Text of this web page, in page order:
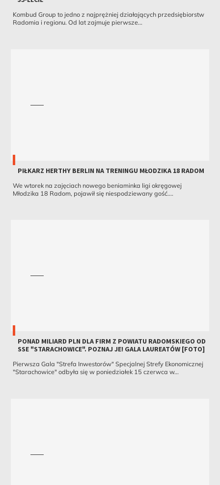
Kombud Group to jedno z najprężniej działających przedsiębiorstw
Radomia i regionu. Od lat zajmuje pierwsze...
PIŁKARZ HERTHY BERLIN NA TRENINGU MŁODZIKA 18 RADOM
We wtorek na zajęciach nowego beniaminka ligi okręgowej
Młodzika 18 Radom, pojawił się niespodziewany gość....
PONAD MILIARD PLN DLA FIRM Z POWIATU RADOMSKIEGO OD
SSE "STARACHOWICE". POZNAJ JE! GALA LAUREATÓW [FOTO]
Pierwsza Gala "Strefa Inwestorów" Specjalnej Strefy Ekonomicznej
"Starachowice" odbyła się w poniedziałek 15 czerwca w...